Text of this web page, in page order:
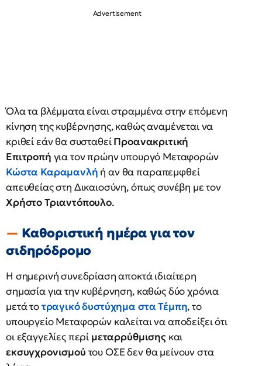
Όλα τα βλέμματα είναι στραμμένα στην επόμενη
κίνηση της κυβέρνησης, καθώς αναμένεται να
κριθεί εάν θα συσταθείΠροανακριτική
Επιτροπή για τον πρώην υπουργό Μεταφορών
Κώστα Καραμανλή ή αν θα παραπεμφθεί
απευθείας στη Δικαιοσύνη, όπως συνέβη με τον
Χρήστο Τριαντόπουλο.
Καθοριστική ημέρα για τον
σιδηρόδρομο
Η σημερινή συνεδρίαση αποκτά ιδιαίτερη
σημασία για την κυβέρνηση, καθώς δύο χρόνια
μετά τοτραγικό δυστύχημα στα Τέμπη, το
υπουργείο Μεταφορών καλείται να αποδείξει ότι
οι εξαγγελίες περί μεταρρύθμισηςκαι
εκσυγχρονισμού του ΟΣΕ δεν θα μείνουν στα